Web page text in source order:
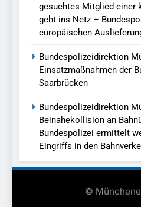
gesuchtes Mitglied einer
geht ins Netz –
europäischen
Bundespolizeidirektion
Einsatzmaßnahmen der
Saarbrücken
Bundespolizeidirektion
Beinahekollision an
Bundespolizei ermittelt
Eingriffs in den
©